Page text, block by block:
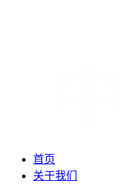
首页
关于我们